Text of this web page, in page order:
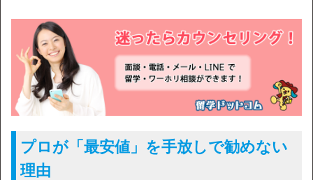
プロが「最安値」を手放しで勧めない
理由